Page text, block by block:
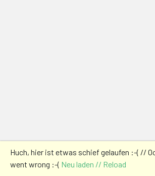
Huch, hier ist etwas schief gelaufen :-( //
went wrong :-( Neu laden // Reload